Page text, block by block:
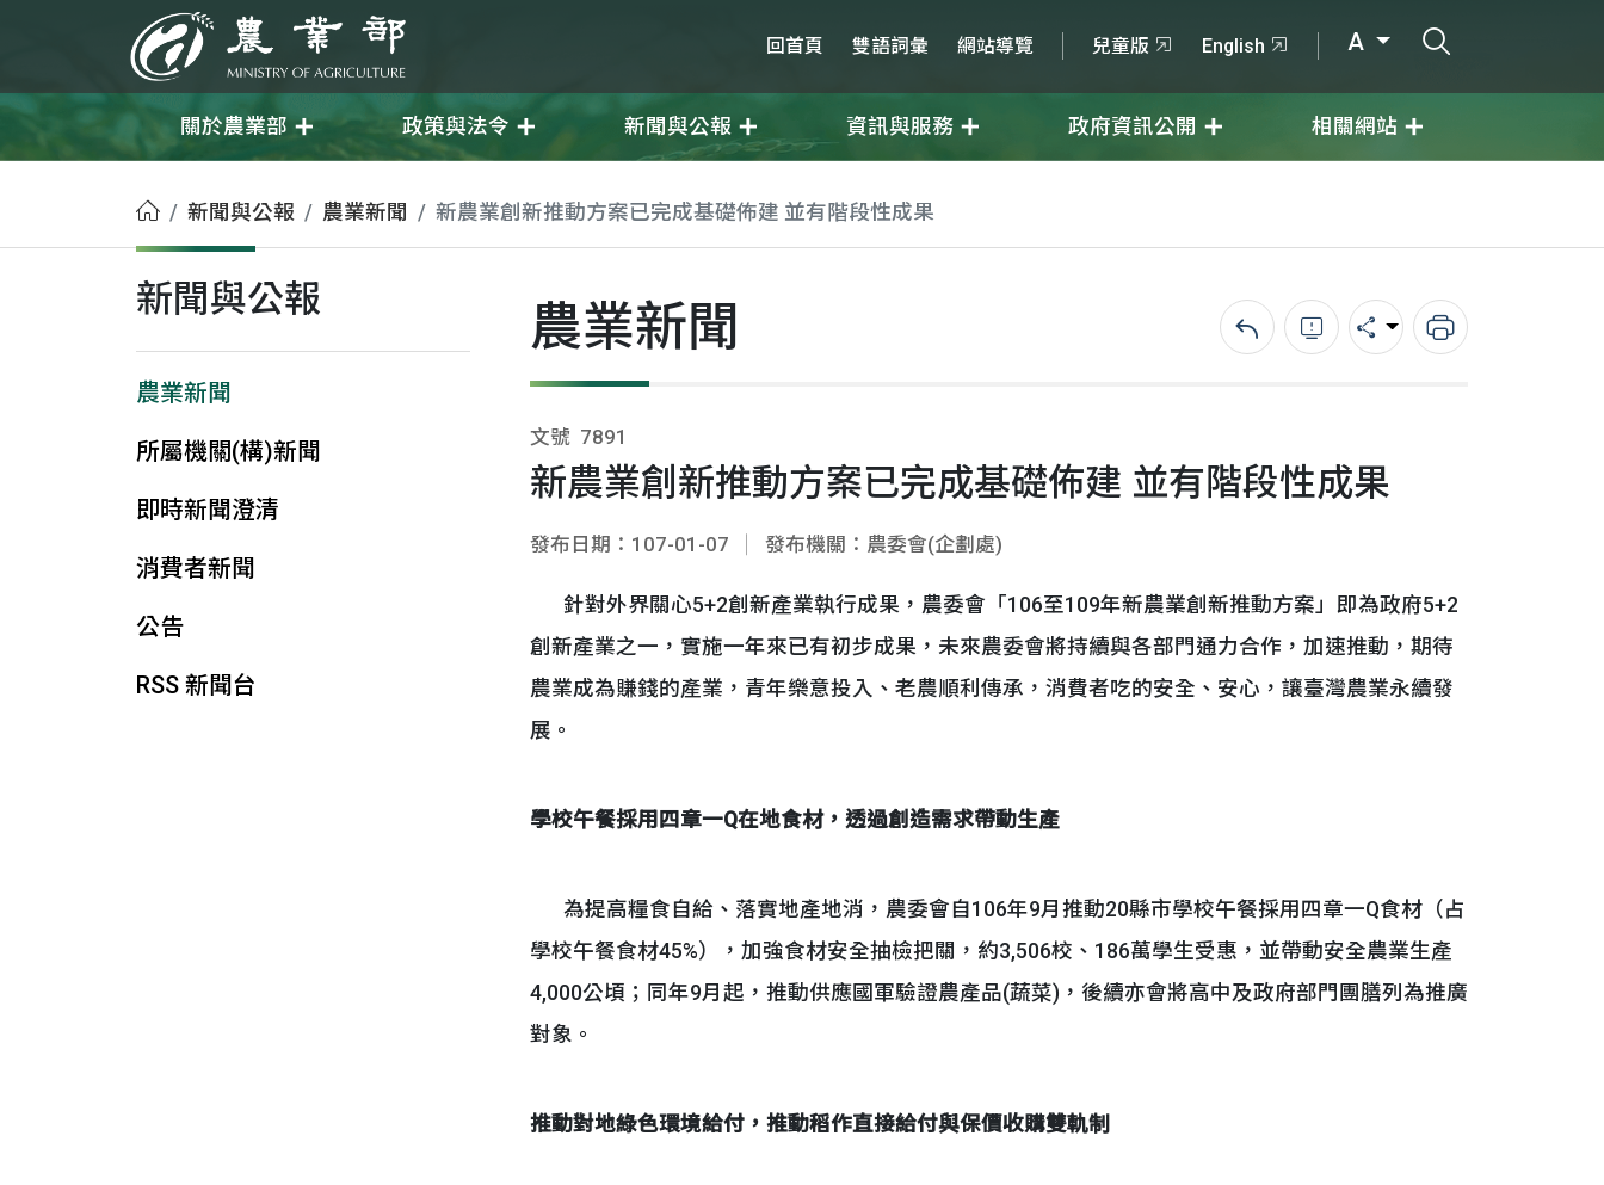
農業部 回首頁 雙語詞彙 網站導覽 兒童版 English A
關於農業部 政策與法令 新聞與公報 資訊與服務 政府資訊公開 相關網站
首頁新聞與公報 農業新聞 新農業創新推動方案已完成基礎佈建 並有階段性成果
新聞與公報
農業新聞
所屬機關(構)新聞
即時新聞澄清
消費者新聞
公告
RSS 新聞台
農業新聞 回上一頁錯誤回報分享 列印
文號 7891
新農業創新推動方案已完成基礎佈建 並有階段性成果
發布日期：107-01-07 發布機關：農委會(企劃處)
針對外界關心5+2創新產業執行成果，農委會「106至109年新農業創新推動方案」即為政府5+2
創新產業之一，實施一年來已有初步成果，未來農委會將持續與各部門通力合作，加速推動，期待
農業成為賺錢的產業，青年樂意投入、老農順利傳承，消費者吃的安全、安心，讓臺灣農業永續發
展。
學校午餐採用四章一Q在地食材，透過創造需求帶動生產
為提高糧食自給、落實地產地消，農委會自106年9月推動20縣市學校午餐採用四章一Q食材（占
學校午餐食材45%），加強食材安全抽檢把關，約3,506校、186萬學生受惠，並帶動安全農業生產
4,000公頃；同年9月起，推動供應國軍驗證農產品(蔬菜)，後續亦會將高中及政府部門團膳列為推廣
對象。
推動對地綠色環境給付，推動稻作直接給付與保價收購雙軌制